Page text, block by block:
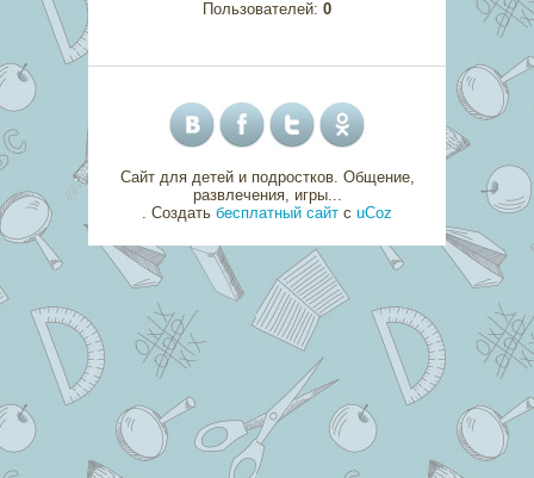
Пользователей: 0
Сайт для детей и подростков. Общение,
развлечения, игры...
Создать бесплатный сайт с uCoz